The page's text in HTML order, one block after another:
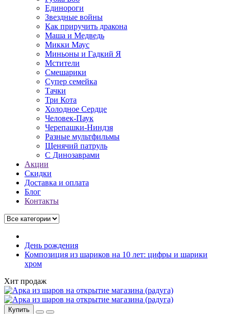
Единороги
Звездные войны
Как приручить дракона
Маша и Медведь
Микки Маус
Миньоны и Гадкий Я
Мстители
Смешарики
Супер семейка
Тачки
Три Кота
Холодное Сердце
Человек-Паук
Черепашки-Ниндзя
Разные мультфильмы
Щенячий патруль
C Динозаврами
Акции
Скидки
Доставка и оплата
Блог
Контакты
День рождения
Композиция из шариков на 10 лет: цифры и шарики
хром
Хит продаж
Купить